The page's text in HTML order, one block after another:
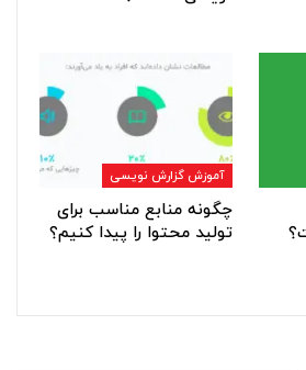
آموزش گزارش نویسی
چگونه منابع مناسب برای
تولید محتوا را پیدا کنیم؟